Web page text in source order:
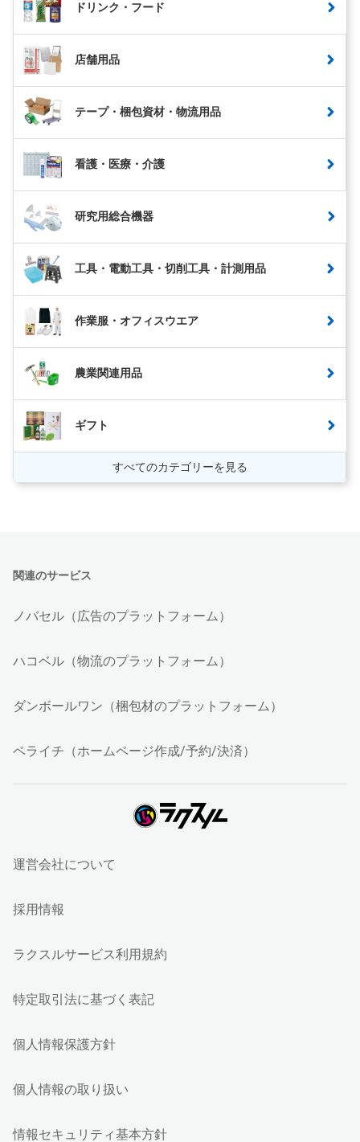
ドリンク・フード
店舗用品
テープ・梱包資材・物流用品
看護・医療・介護
研究用総合機器
工具・電動工具・切削工具・計測用品
作業服・オフィスウエア
農業関連用品
ギフト
すべてのカテゴリーを見る
関連のサービス
ノバセル（広告のプラットフォーム）
ハコベル（物流のプラットフォーム）
ダンボールワン（梱包材のプラットフォーム）
ペライチ（ホームページ作成/予約/決済）
運営会社について
採用情報
ラクスルサービス利用規約
特定取引法に基づく表記
個人情報保護方針
個人情報の取り扱い
情報セキュリティ基本方針